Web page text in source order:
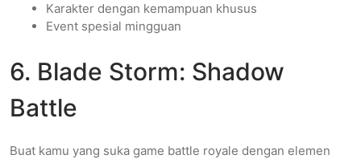
Karakter dengan kemampuan khusus
Event spesial mingguan
6. Blade Storm: Shadow
Battle
Buat kamu yang suka game battle royale dengan elemen